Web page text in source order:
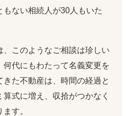
ない相続人が30人もいた
このようなご相談は珍しい
何代にもわたって名義変更を
きた不動産は、時間の経過と
式に増え、収拾がつかなく
す。